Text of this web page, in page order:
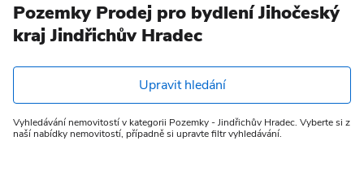
Pozemky Prodej pro bydlení Jihočeský
kraj Jindřichův Hradec
Upravit hledání
Vyhledávání nemovitostí v kategorii Pozemky - Jindřichův Hradec. Vyberte si z
naší nabídky nemovitostí, případně si upravte filtr vyhledávání.